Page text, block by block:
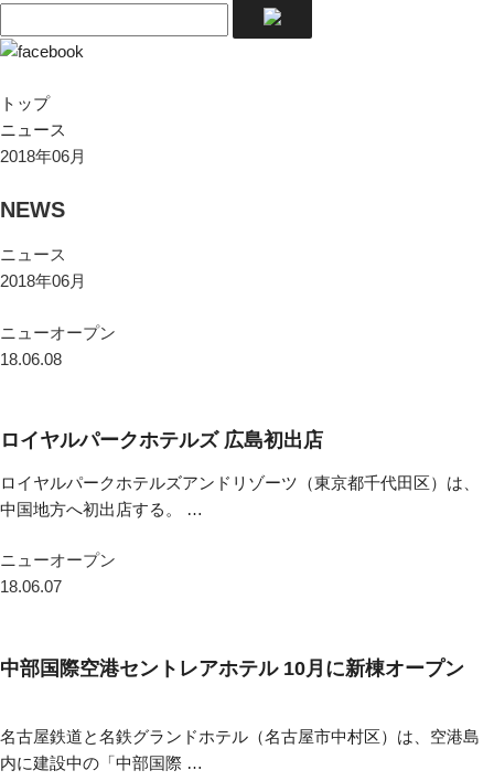
トップ
ニュース
2018年06月
NEWS
ニュース
2018年06月
ニューオープン
18.06.08
ロイヤルパークホテルズ 広島初出店
ロイヤルパークホテルズアンドリゾーツ（東京都千代田区）は、
中国地方へ初出店する。 …
ニューオープン
18.06.07
中部国際空港セントレアホテル 10月に新棟オープン
名古屋鉄道と名鉄グランドホテル（名古屋市中村区）は、空港島
内に建設中の「中部国際 …